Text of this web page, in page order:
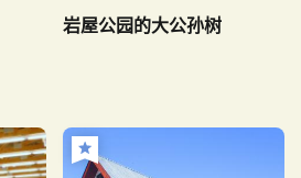
岩屋公园的大公孙树